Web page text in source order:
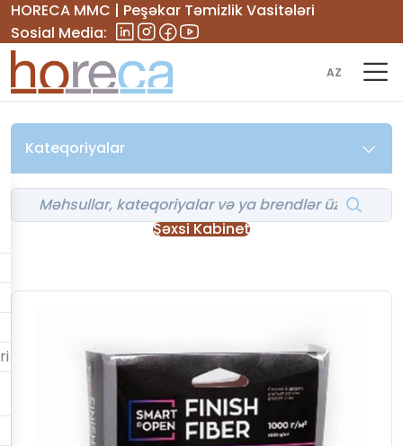
HORECA MMC | Peşəkar Təmizlik Vasitələri
Sosial Media:
AZ
Kateqoriyalar
Şəxsi Kabinet